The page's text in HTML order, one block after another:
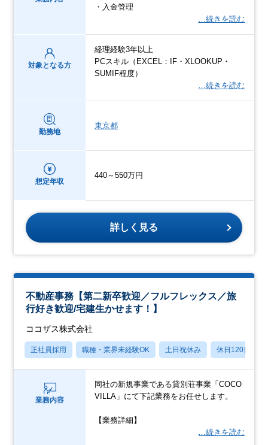
・入金管理
…続きを読む
対象となる方
経理経験3年以上
PCスキル（EXCEL：IF・XLOOKUP・
SUMIF程度）
…続きを読む
勤務地
東京都
想定年収
440～550万円
詳しく見る
不動産事務【第二新卒歓迎／フルフレックス／旅
行好き歓迎/宅建生かせます！】
ココザス株式会社
正社員採用 職種・業界未経験OK 土日祝休み 休日120日以上
業務内容
同社の新規事業である貸別荘事業「COCO
VILLA」にて下記業務をお任せします。
【業務詳細】
…続きを読む